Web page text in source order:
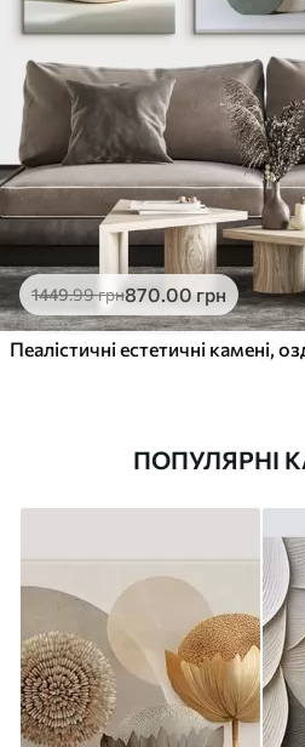
1449.99грн870.00 грн
ПОПУЛЯРНІ